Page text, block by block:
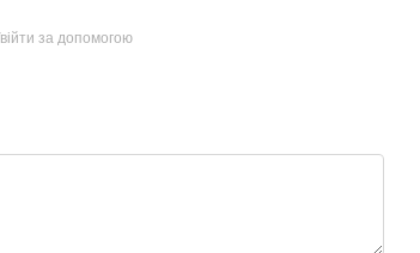
за допомогою